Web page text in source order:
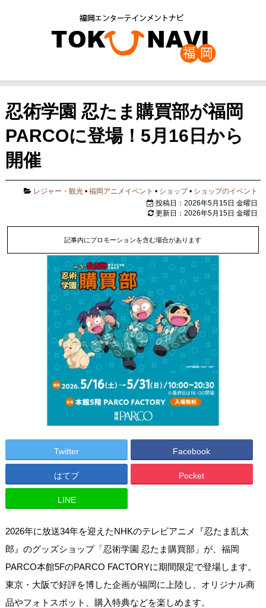
忍術学園 忍たま購買部が福岡
PARCOに登場！5月16日から
開催
レジャー・観光 •福岡アニメイベント • ショップ• ショップのイベント
投稿日：2026年5月15日 金曜日
更新日：2026年5月15日 金曜日
記事内にプロモーションを含む場合があります
Twitter Facebook
はてブ Pocket
LINE
2026年に放送34年を迎えたNHKのテレビアニメ『忍たま乱太
郎』のグッズショップ「忍術学園 忍たま購買部」が、福岡
PARCO本館5FのPARCO FACTORYに期間限定で登場します。
東京・大阪で好評を博した企画が福岡に上陸し、オリジナル商
品やフォトスポット、購入特典などを楽しめます。